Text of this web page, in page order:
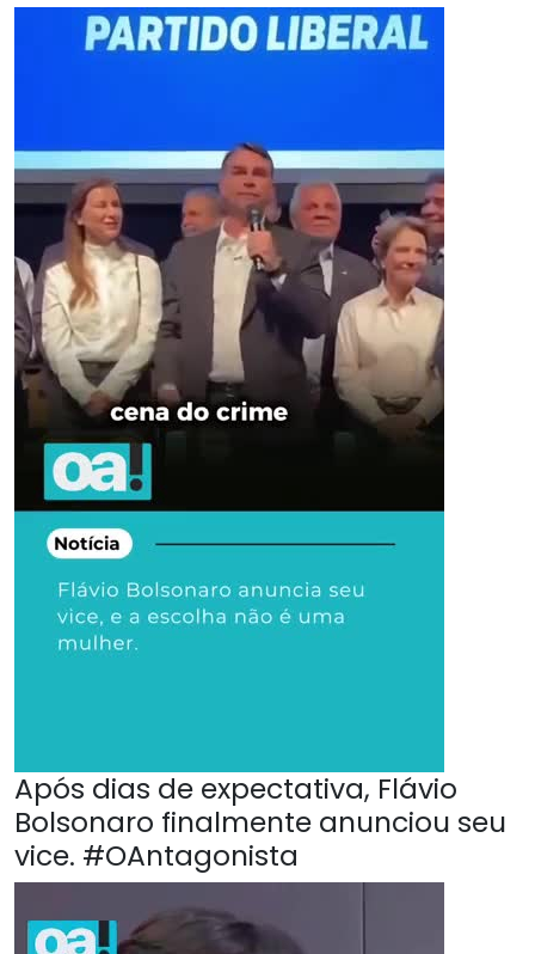
Após dias de expectativa, Flávio
Bolsonaro finalmente anunciou seu
vice. #OAntagonista